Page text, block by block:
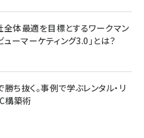
全体最適を目標とするワークマン
ューマーケティング3.0」とは？
ち抜く。事例で学ぶレンタル・リ
構築術